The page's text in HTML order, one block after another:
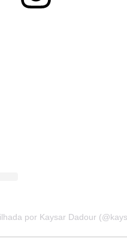
por Kaysar Dadour